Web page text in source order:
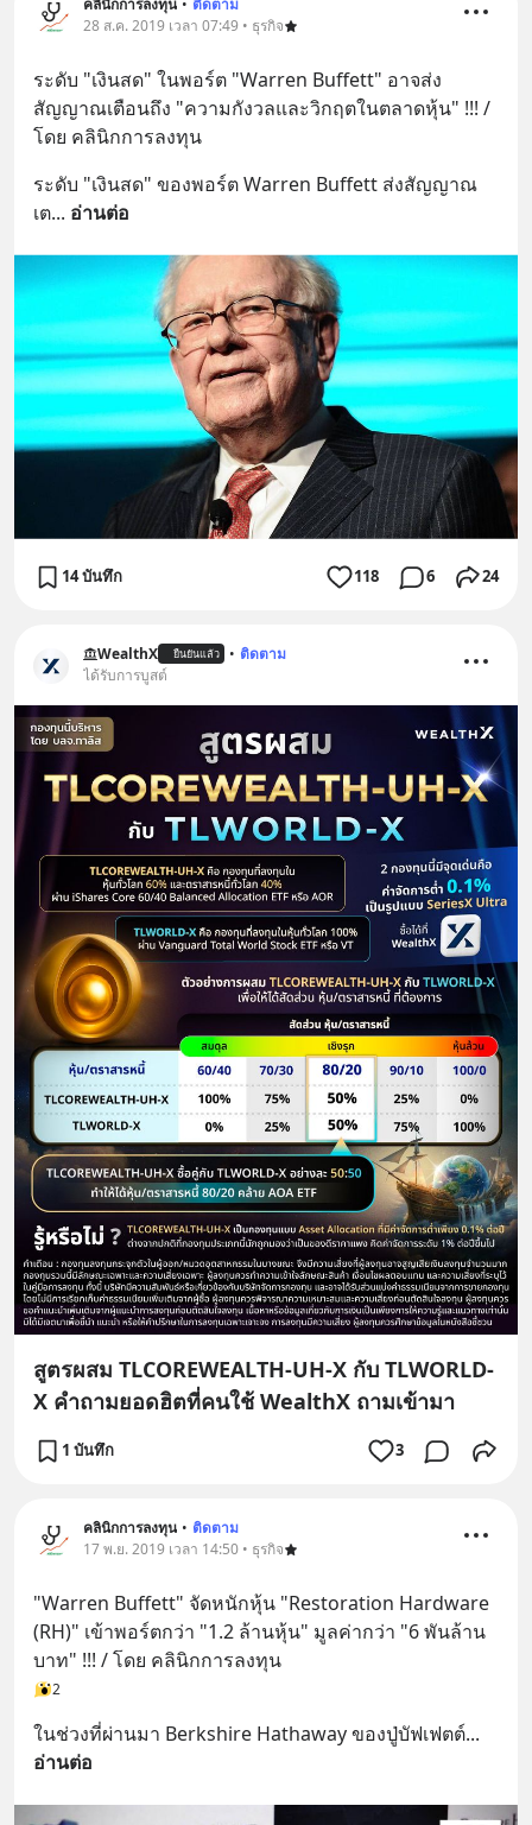
คลินิกการลงทุน • ติดตาม
28 ส.ค. 2019 เวลา 07:49 • ธุรกิจ
ระดับ "เงินสด" ในพอร์ต "Warren Buffett" อาจส่ง
สัญญาณเตือนถึง "ความกังวลและวิกฤตในตลาดหุ้น" !!! /
โดย คลินิกการลงทุน
ระดับ "เงินสด" ของพอร์ต Warren Buffett ส่งสัญญาณ
เต... อ่านต่อ
14 บันทึก 118 6 24
WealthX ยืนยันแล้ว • ติดตาม
ได้รับการบูสต์
สูตรผสม TLCOREWEALTH-UH-X กับ TLWORLD-
X คำถามยอดฮิตที่คนใช้ WealthX ถามเข้ามา
1 บันทึก 3
คลินิกการลงทุน • ติดตาม
17 พ.ย. 2019 เวลา 14:50 • ธุรกิจ
"Warren Buffett" จัดหนักหุ้น "Restoration Hardware
(RH)" เข้าพอร์ตกว่า "1.2 ล้านหุ้น" มูลค่ากว่า "6 พันล้าน
บาท" !!! / โดย คลินิกการลงทุน
2
ในช่วงที่ผ่านมา Berkshire Hathaway ของปู่บัฟเฟตต์
อ่านต่อ